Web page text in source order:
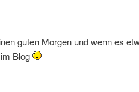
guten Morgen und wenn es
Blog